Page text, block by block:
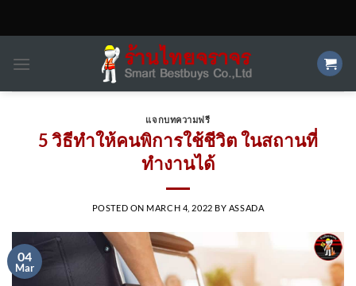
แจกบทความฟรี
5 วิธีทำให้คนพิการใช้ชีวิต ในสถานที่
ทำงานได้
POSTED ON MARCH 4, 2022 BY ASSADA
04
Mar